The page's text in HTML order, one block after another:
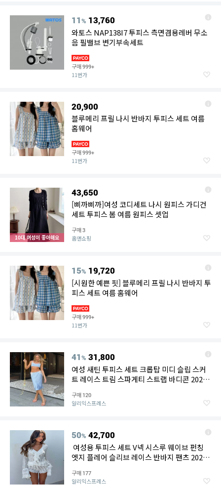
11% 13,760
와토스 NAP138I7 투피스 측면겸용레버 무소
음 필밸브 변기부속세트
구매999+
11번가
20,900
블루메리 프릴 나시 반바지 투피스 세트 여름
홈웨어
구매999+
11번가
10대 여성이 좋아해요
43,650
[삐까삐까]여성 코디세트 나시 원피스 가디건
세트 투피스 봄 여름 원피스 셋업
구매3
홈앤쇼핑
15% 19,720
[시원한 예쁜 핏] 블루메리 프릴 나시 반바지 투
피스 세트 여름 홈웨어
구매999+
11번가
41% 31,800
여성 새틴 투피스 세트 크롭탑 미디 슬립 스커
트 레이스 트림 스파게티 스트랩 바디콘 2026
구매 120
알리익스프레스
50% 42,700
엣지 플레어 슬리브 레이스 반바지 팬츠 2026
구매 177
알리익스프레스